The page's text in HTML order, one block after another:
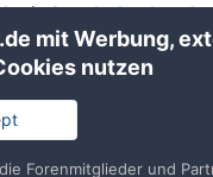
via Google
Impressum /
Nutzungsbedingungen
mit Werbung,
nutzen
Forenmitglieder und